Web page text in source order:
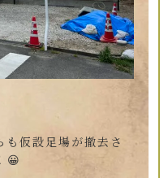
仮設足場が撤去さ
😀